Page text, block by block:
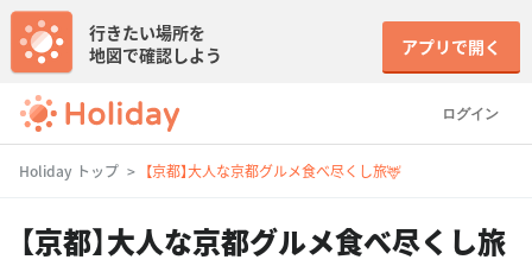
ログイン
行きたい場所を
地図で確認しよう
アプリで開く
Holiday トップ 【京都】大人な京都グルメ食べ尽くし旅🦌
【京都】大人な京都グルメ食べ尽くし旅